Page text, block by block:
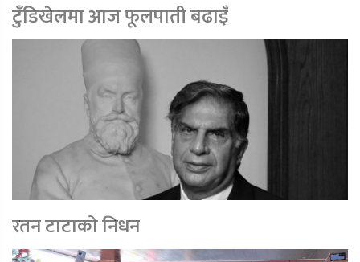
टुँडिखेलमा आज फूलपाती बढाइँ
रतन टाटाको निधन